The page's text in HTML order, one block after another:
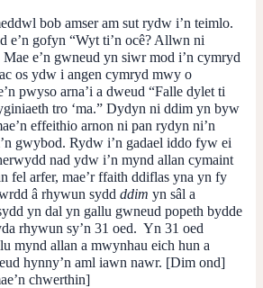
bob amser am sut rydw i’n teimlo.
e’n gofyn “Wyt ti’n ocê? Allwn ni
e’n gwneud yn siwr mod i’n cymryd
os ydw i angen cymryd mwy o
pwyso arna’i a dweud “Falle dylet ti
tro ‘ma.” Dydyn ni ddim yn byw
effeithio arnon ni pan rydyn ni’n
gwybod. Rydw i’n gadael iddo fyw ei
nad ydw i’n mynd allan cymaint
fel arfer, mae’r ffaith ddiflas yna yn fy
â rhywun sydd ddim yn sâl a
yn dal yn gallu gwneud popeth bydde
rhywun sy’n 31 oed. Yn 31 oed
mynd allan a mwynhau eich hun a
hynny’n aml iawn nawr. [Dim ond]
chwerthin]